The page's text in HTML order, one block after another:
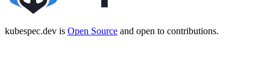
kubespec.dev is Open Source and open to contributions.